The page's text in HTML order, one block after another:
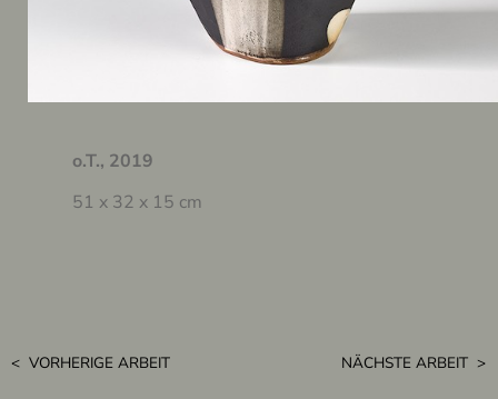
o.T., 2019
51 x 32 x 15 cm
< VORHERIGE ARBEIT NÄCHSTE ARBEIT >